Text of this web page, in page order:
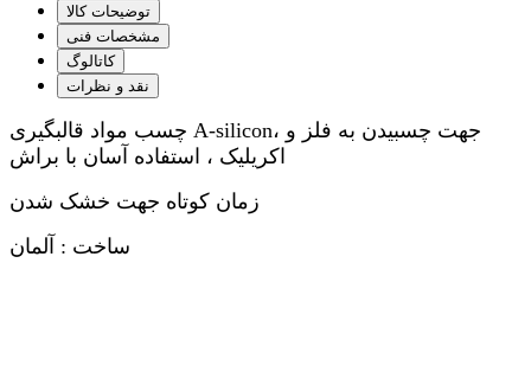
توضیحات کالا
مشخصات فنی
کاتالوگ
نقد و نظرات
چسب مواد قالبگیری A-silicon، جهت چسبیدن به فلز و
اکریلیک ، استفاده آسان با براش
زمان کوتاه جهت خشک شدن
ساخت : آلمان